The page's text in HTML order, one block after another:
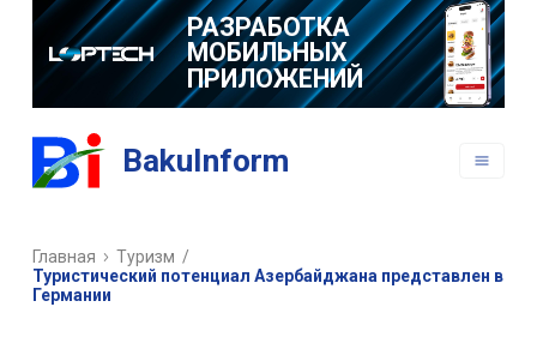
РАЗРАБОТКА
МОБИЛЬНЫХ
ПРИЛОЖЕНИЙ
BakuInform
Главная Туризм /
Туристический потенциал Азербайджана представлен в
Германии